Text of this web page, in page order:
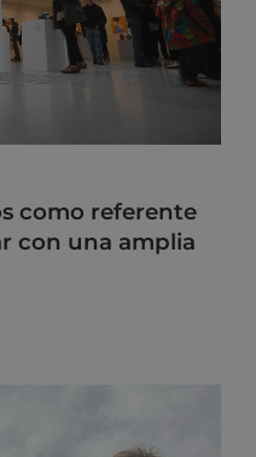
como referente
con una amplia